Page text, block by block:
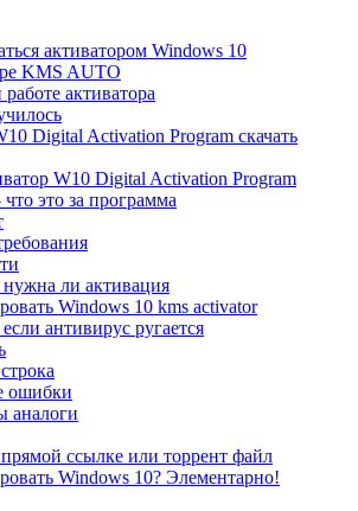
активатором Windows 10
KMS AUTO
активатора
Digital Activation Program скачать
W10 Digital Activation Program
это за программа
нужна ли активация
Windows 10 kms activator
антивирус ругается
ошибки
аналоги
ссылке или торрент файл
Windows 10? Элементарно!